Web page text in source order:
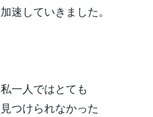
加速していきました。
私一人ではとても
見つけられなかった